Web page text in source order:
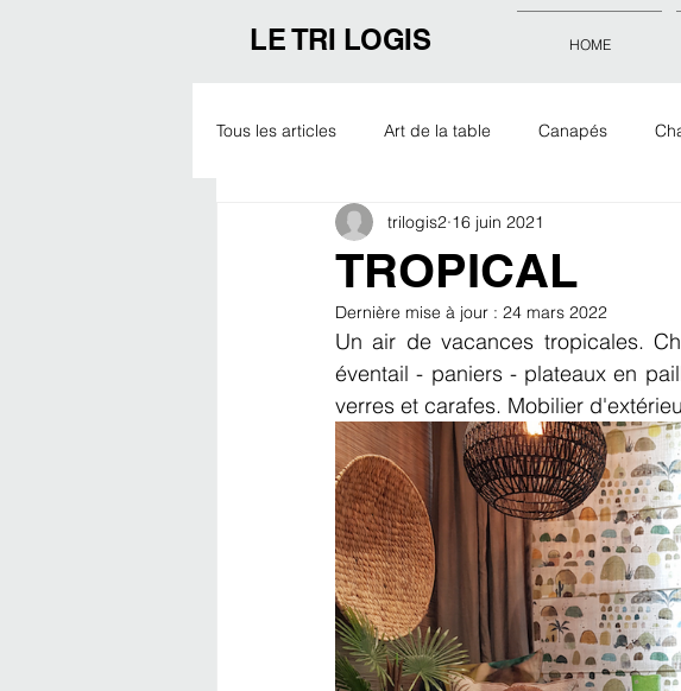
LE TRI LOGIS HOME
Tous les articles Art de la table Canapés
Noël Expo
TROPICAL
trilogis2 16 juin 2021
Dernière mise à jour : 24 mars 2022
Un air de vacances tropicales.
éventail - paniers - plateaux en
verres et carafes. Mobilier